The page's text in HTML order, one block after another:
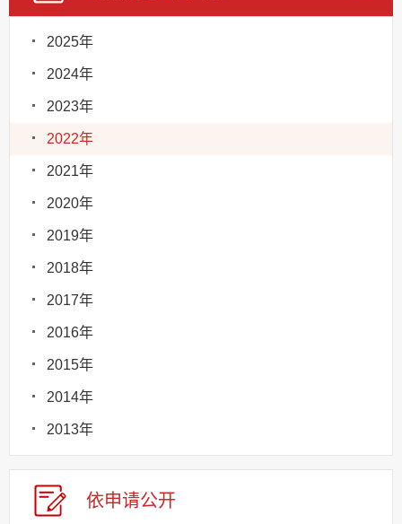
2025年
2024年
2023年
2022年
2021年
2020年
2019年
2018年
2017年
2016年
2015年
2014年
2013年
依申请公开